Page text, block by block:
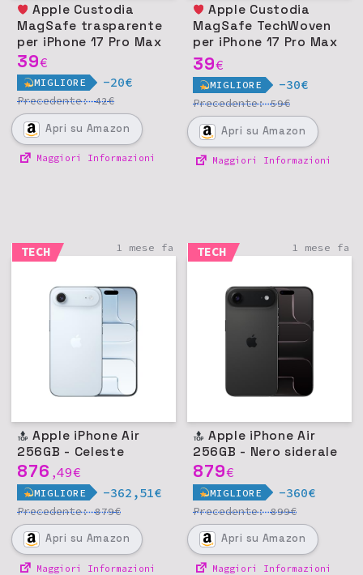
Apple Custodia
MagSafe trasparente
per iPhone 17 Pro Max
39€
MIGLIORE -20€
Precedente:42€
Apri su Amazon
Maggiori Informazioni
Apple Custodia
MagSafe TechWoven
per iPhone 17 Pro Max
- Viola
39€
MIGLIORE -30€
Precedente:59€
Apri su Amazon
Maggiori Informazioni
TECH 1 mese fa
Apple iPhone Air
256GB - Celeste
876 ,49€
MIGLIORE -362,51€
Precedente:879€
Apri su Amazon
Maggiori Informazioni
TECH 1 mese fa
Apple iPhone Air
256GB - Nero siderale
879€
MIGLIORE -360€
Precedente:899€
Apri su Amazon
Maggiori Informazioni